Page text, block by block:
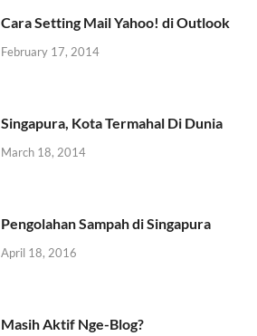
Cara Setting Mail Yahoo! di Outlook
February 17, 2014
Singapura, Kota Termahal Di Dunia
March 18, 2014
Pengolahan Sampah di Singapura
April 18, 2016
Masih Aktif Nge-Blog?